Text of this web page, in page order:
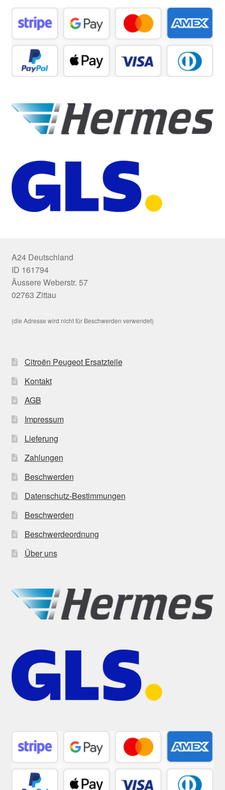
A24 Deutschland
ID 161794
Äussere Weberstr. 57
02763 Zittau
(die Adresse wird nicht für Beschwerden verwendet)
Citroën Peugeot Ersatzteile
Kontakt
AGB
Impressum
Lieferung
Zahlungen
Beschwerden
Datenschutz-Bestimmungen
Beschwerden
Beschwerdeordnung
Über uns